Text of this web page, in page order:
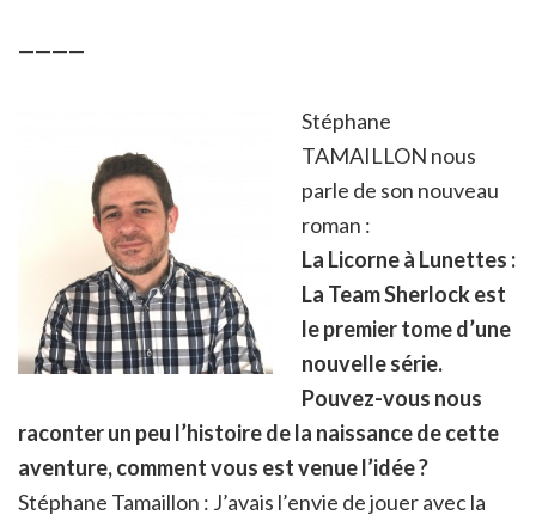
————
Stéphane
TAMAILLON nous
parle de son nouveau
roman :
La Licorne à Lunettes :
La Team Sherlock est
le premier tome d’une
nouvelle série.
Pouvez-vous nous
raconter un peu l’histoire de la naissance de cette
aventure, comment vous est venue l’idée ?
Stéphane Tamaillon : J’avais l’envie de jouer avec la